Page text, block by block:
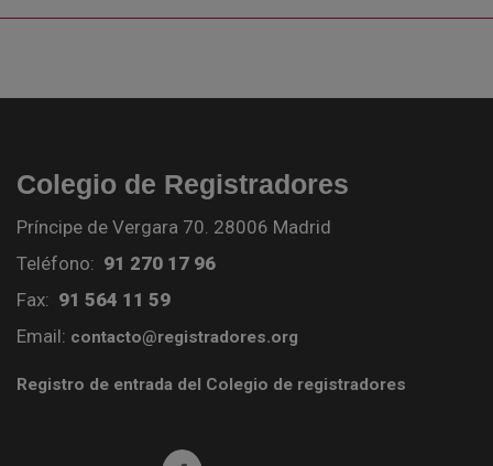
Colegio de Registradores
Príncipe de Vergara 70. 28006 Madrid
Teléfono: 91 270 17 96
Fax: 91 564 11 59
Email: contacto@registradores.org
Registro de entrada del Colegio de registradores